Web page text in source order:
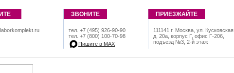
ЗВОНИТЕ
тел. +7 (495) 926-90-90
тел. +7 (800) 100-70-98
Пишите в МАХ
ПРИЕЗЖАЙТЕ
111141 г. Москва, ул. Кусковская,
д. 20а, корпус Г, офис Г-206,
подъезд №3, 2-й этаж